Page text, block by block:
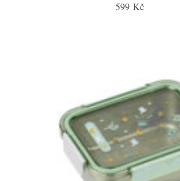
599 Kč